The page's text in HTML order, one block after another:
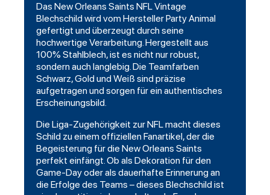
Das New Orleans Saints NFL Vintage
Blechschild wird vom Hersteller Party Animal
gefertigt und überzeugt durch seine
hochwertige Verarbeitung. Hergestellt aus
100% Stahlblech, ist es nicht nur robust,
sondern auch langlebig. Die Teamfarben
Schwarz, Gold und Weiß sind präzise
aufgetragen und sorgen für ein authentisches
Erscheinungsbild.
Die Liga-Zugehörigkeit zur NFL macht dieses
Schild zu einem offiziellen Fanartikel, der die
Begeisterung für die New Orleans Saints
perfekt einfängt. Ob als Dekoration für den
Game-Day oder als dauerhafte Erinnerung an
die Erfolge des Teams – dieses Blechschild ist